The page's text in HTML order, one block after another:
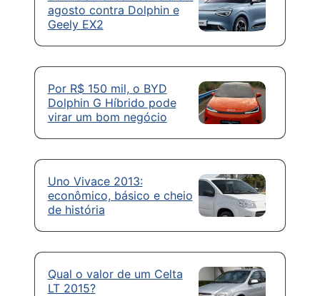
agosto contra Dolphin e
Geely EX2
Por R$ 150 mil, o BYD
Dolphin G Híbrido pode
virar um bom negócio
Uno Vivace 2013:
econômico, básico e cheio
de história
Qual o valor de um Celta
LT 2015?